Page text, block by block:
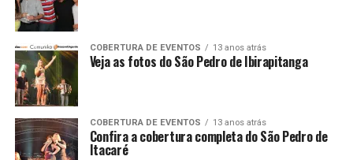
COBERTURA DE EVENTOS 13 anos atrás
Veja as fotos do São Pedro de Ibirapitanga
COBERTURA DE EVENTOS 13 anos atrás
Confira a cobertura completa do São Pedro de
Itacaré